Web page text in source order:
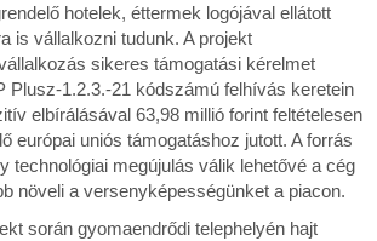
hotelek, éttermek logójával ellátott
is vállalkozni tudunk. A projekt
sikeres támogatási kérelmet
Plusz-1.2.3.-21 kódszámú felhívás keretein
elbírálásával 63,98 millió forint feltételesen
európai uniós támogatáshoz jutott. A forrás
technológiai megújulás válik lehetővé a cég
növeli a versenyképességünket a piacon.
során gyomaendrődi telephelyén hajt